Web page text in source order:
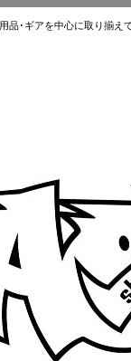
を中心に取り揃えて